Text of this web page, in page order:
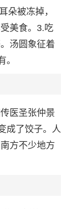
朵被冻掉，
美食。3.吃
汤圆象征着
。
医圣张仲景
成了饺子。人
方不少地方